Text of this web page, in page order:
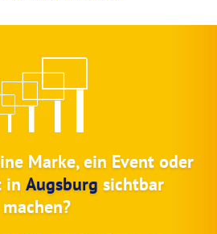
Marke, ein Event oder
in Augsburg sichtbar
machen?